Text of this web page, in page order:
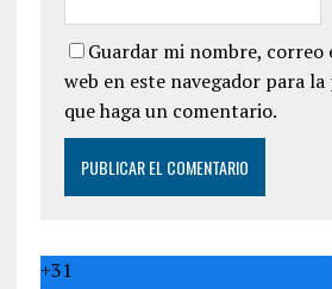
Guardar mi nombre,
web en este navegador para
que haga un comentario.
+31